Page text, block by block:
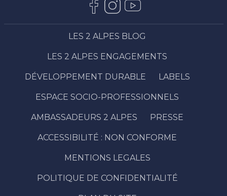
LES 2 ALPES BLOG
LES 2 ALPES ENGAGEMENTS
DÉVELOPPEMENT DURABLE LABELS
ESPACE SOCIO-PROFESSIONNELS
AMBASSADEURS 2 ALPES PRESSE
ACCESSIBILITÉ : NON CONFORME
MENTIONS LEGALES
POLITIQUE DE CONFIDENTIALITÉ